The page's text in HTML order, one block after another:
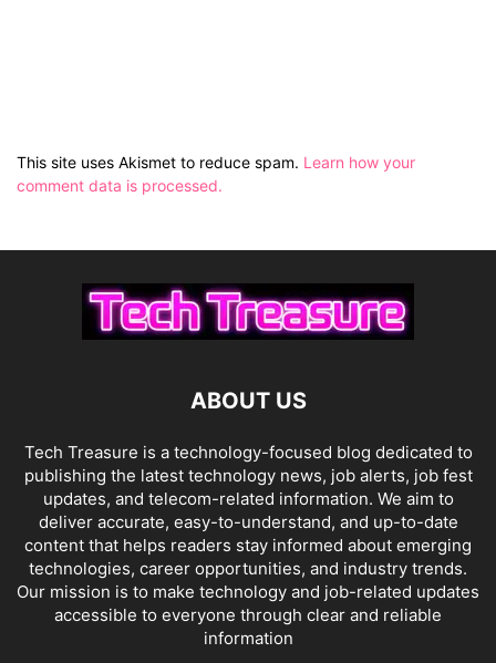
This site uses Akismet to reduce spam. Learn how your
comment data is processed.
ABOUT US
Tech Treasure is a technology-focused blog dedicated to
publishing the latest technology news, job alerts, job fest
updates, and telecom-related information. We aim to
deliver accurate, easy-to-understand, and up-to-date
content that helps readers stay informed about emerging
technologies, career opportunities, and industry trends.
Our mission is to make technology and job-related updates
accessible to everyone through clear and reliable
information